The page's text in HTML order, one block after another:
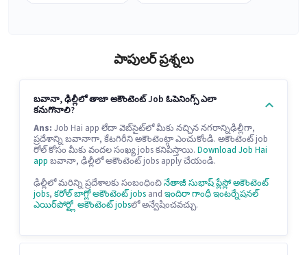
పాపులర్ ప్రశ్నలు
బవానా, ఢిల్లీలో తాజా అకౌంటెంట్ Job ఓపెనింగ్స్ ఎలా
కనుగొనాలి?
Ans: Job Hai app లేదా వెబ్‌సైట్‌లో మీకు నచ్చిన నగరాన్నిఢిల్లీగా,
ప్రదేశాన్ని బవానాగా, కేటగిరీని అకౌంటెంట్గా ఎంచుకోండి. అకౌంటెంట్ job
రోల్ కోసం మీకు వందల సంఖ్య jobs కనిపిస్తాయి. Download Job Hai
app బవానా, ఢిల్లీలో అకౌంటెంట్ jobs apply చేయండి.
ఢిల్లీలో మరిన్ని ప్రదేశాలకు సంబంధించినేతాజీ సుభాష్ ప్లేస్లో అకౌంటెంట్
jobs, కరోల్ బాగ్లో అకౌంటెంట్ jobs and ఇందిరా గాంధీ ఇంటర్నేషనల్
ఎయిర్‌పోర్ట్లో అకౌంటెంట్ jobsలో అన్వేషించవచ్చు.